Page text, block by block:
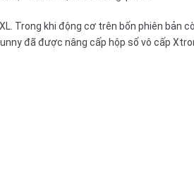
Trong khi động cơ trên bốn phiên bản
đã được nâng cấp hộp số vô cấp